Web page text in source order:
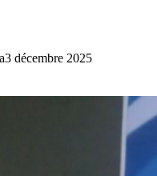
3 décembre 2025